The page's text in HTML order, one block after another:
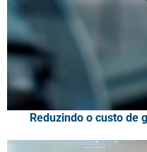
Reduzindo o custo de